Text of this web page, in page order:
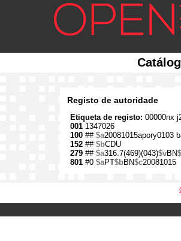
Registo de autoridade
Etiqueta de registo: 00000nx
001 1347026
100 ## $a20081015apory0103
152 ## $bCDU
279 ## $a316.7(469)(043)$vBN
801 #0 $aPT$bBN$c20081015